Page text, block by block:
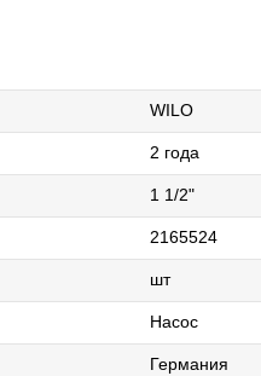
WILO
2 года
1 1/2"
2165524
шт
Насос
Германия